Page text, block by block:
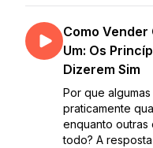
Como Vender
Um: Os
Dizerem Sim
Por que
praticamente
enquanto outras
todo? A